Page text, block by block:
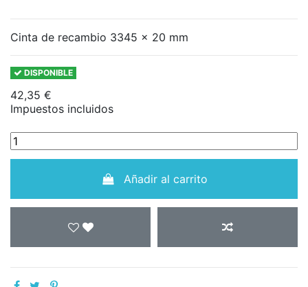
Cinta de recambio 3345 x 20 mm
DISPONIBLE
42,35 €
Impuestos incluidos
Añadir al carrito